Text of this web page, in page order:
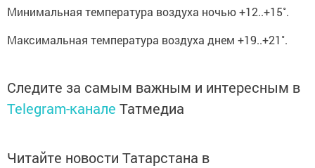
Минимальная температура воздуха ночью +12..+15˚.
Максимальная температура воздуха днем +19..+21˚.
Следите за самым важным и интересным в
Telegram-канале Татмедиа
Читайте новости Татарстана в